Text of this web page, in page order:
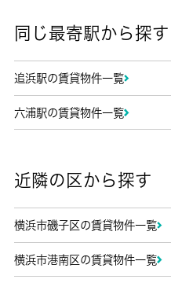
同じ最寄駅から探す
追浜駅の賃貸物件一覧
六浦駅の賃貸物件一覧
近隣の区から探す
横浜市磯子区の賃貸物件一覧
横浜市港南区の賃貸物件一覧